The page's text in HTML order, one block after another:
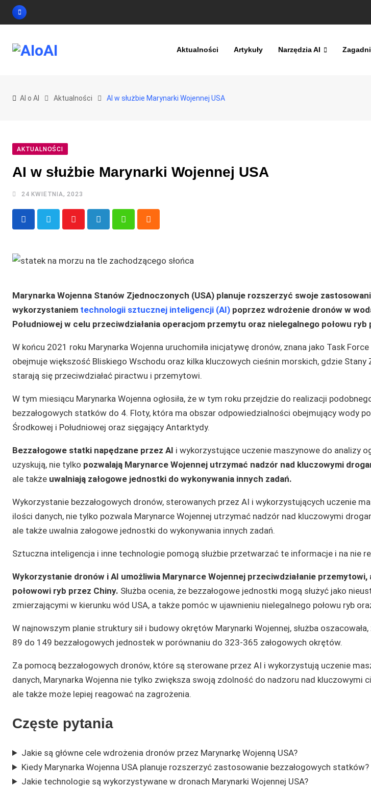
Skip
Aktualności Artykuły Narzędzia AI
AI o AI Aktualności AI w służbie Marynarki Wojennej USA
AKTUALNOŚCI
AI w służbie Marynarki Wojennej USA
24 KWIETNIA, 2023
YoutubeLinkedInWhatsapp
Cloud
Marynarka Wojenna Stanów Zjednoczonych (USA) planuje rozszerzyć swoje
wykorzystaniem technologii sztucznej inteligencji (AI) poprzez wdrożenie dronów w
Południowej w celu przeciwdziałania operacjom przemytu oraz nielegalnego połowu ryb
W końcu 2021 roku Marynarka Wojenna uruchomiła inicjatywę dronów, znana jako Task
obejmuje większość Bliskiego Wschodu oraz kilka kluczowych cieśnin morskich, gdzie
starają się przeciwdziałać piractwu i przemytowi.
W tym miesiącu Marynarka Wojenna ogłosiła, że w tym roku przejdzie do realizacji
bezzałogowych statków do 4. Floty, która ma obszar odpowiedzialności obejmujący wody
Środkowej i Południowej oraz sięgający Antarktydy.
Bezzałogowe statki napędzane przez AI i wykorzystujące uczenie maszynowe do analizy
uzyskują, nie tylko pozwalają Marynarce Wojennej utrzymać nadzór nad kluczowymi
ale także uwalniają załogowe jednostki do wykonywania innych zadań.
Wykorzystanie bezzałogowych dronów, sterowanych przez AI i wykorzystujących uczenie
ilości danych, nie tylko pozwala Marynarce Wojennej utrzymać nadzór nad kluczowymi
ale także uwalnia załogowe jednostki do wykonywania innych zadań.
Sztuczna inteligencja i inne technologie pomogą służbie przetwarzać te informacje i na nie
Wykorzystanie dronów i AI umożliwia Marynarce Wojennej przeciwdziałanie przemytowi,
połowowi ryb przez Chiny. Służba ocenia, że bezzałogowe jednostki mogą służyć jako
zmierzającymi w kierunku wód USA, a także pomóc w ujawnieniu nielegalnego połowu ryb
W najnowszym planie struktury sił i budowy okrętów Marynarki Wojennej, służba
89 do 149 bezzałogowych jednostek w porównaniu do 323-365 załogowych okrętów.
Za pomocą bezzałogowych dronów, które są sterowane przez AI i wykorzystują uczenie
danych, Marynarka Wojenna nie tylko zwiększa swoją zdolność do nadzoru nad kluczowymi
ale także może lepiej reagować na zagrożenia.
Częste pytania
Jakie są główne cele wdrożenia dronów przez Marynarkę Wojenną USA?
Kiedy Marynarka Wojenna USA planuje rozszerzyć zastosowanie bezzałogowych statków?
Jakie technologie są wykorzystywane w dronach Marynarki Wojennej USA?